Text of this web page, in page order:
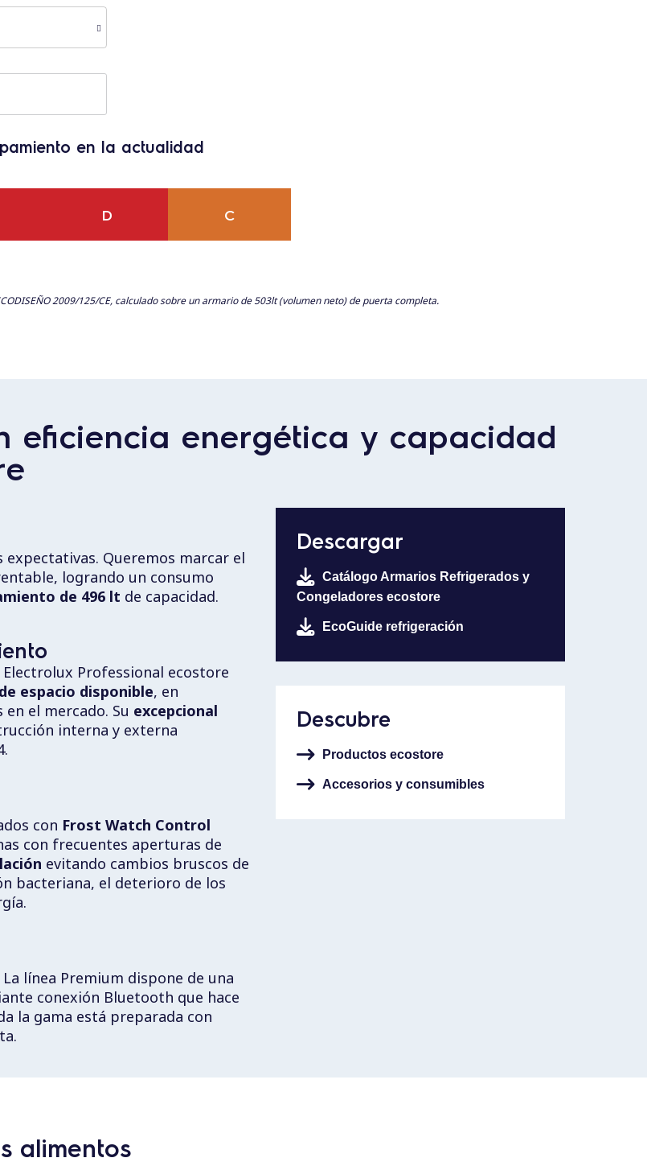
en la actualidad
D C
2009/125/CE, calculado sobre un armario de 503lt (volumen neto) de puerta completa.
eficiencia energética y capacidad
expectativas. Queremos marcar el
logrando un consumo
de 496 lt de capacidad.
Professional ecostore
espacio disponible, en
el mercado. Su excepcional
interna y externa
con Frost Watch Control
con frecuentes aperturas de
evitando cambios bruscos de
bacteriana, el deterioro de los
línea Premium dispone de una
conexión Bluetooth que hace
la gama está preparada con
Descargar
Catálogo Armarios Refrigerados y
Congeladores ecostore
EcoGuide refrigeración
Descubre
Productos ecostore
Accesorios y consumibles
alimentos